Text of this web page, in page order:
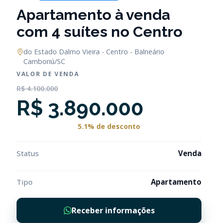
Apartamento à venda
com 4 suítes no Centro
do Estado Dalmo Vieira - Centro - Balneário
Camboriú/SC
VALOR DE VENDA
R$ 4.100.000
R$ 3.890.000
5.1% de desconto
Status Venda
Tipo Apartamento
Receber informações